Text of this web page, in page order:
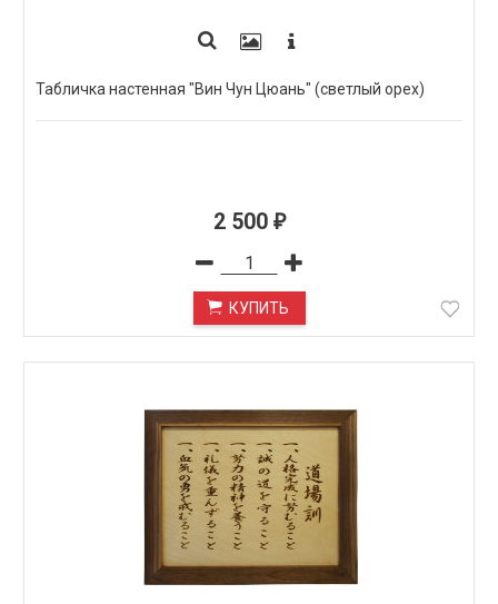
Табличка настенная "Вин Чун Цюань" (светлый орех)
2 500 ₽
КУПИТЬ